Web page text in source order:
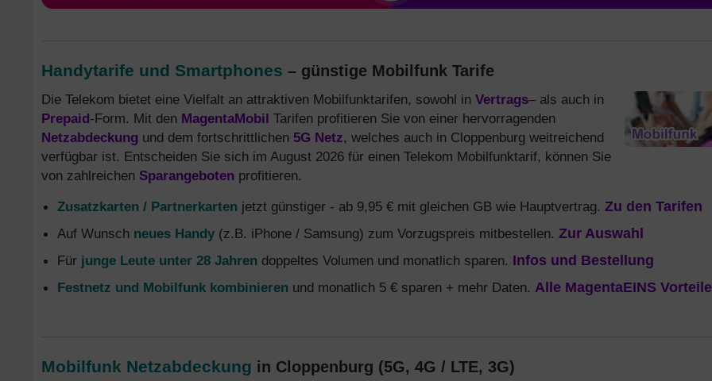
Handytarife und Smartphones – günstige Mobilfunk Tarife
Die Telekom bietet eine Vielfalt an attraktiven Mobilfunktarifen, sowohl in Vertrags– als auch in
Prepaid-Form. Mit den MagentaMobil Tarifen profitieren Sie von einer hervorragenden
Netzabdeckung und dem fortschrittlichen 5G Netz, welches auch in Cloppenburg weitreichend
verfügbar ist. Entscheiden Sie sich im August 2026 für einen Telekom Mobilfunktarif, können Sie
von zahlreichen Sparangeboten profitieren.
Zusatzkarten / Partnerkarten jetzt günstiger - ab 9,95 € mit gleichen GB wie Hauptvertrag. Zu den Tarifen
Auf Wunsch neues Handy (z.B. iPhone / Samsung) zum Vorzugspreis mitbestellen. Zur Auswahl
Für junge Leute unter 28 Jahren doppeltes Volumen und monatlich sparen. Infos und Bestellung
Festnetz und Mobilfunk kombinieren und monatlich 5 € sparen + mehr Daten. Alle MagentaEINS Vorteile
Mobilfunk Netzabdeckung in Cloppenburg (5G, 4G / LTE, 3G)